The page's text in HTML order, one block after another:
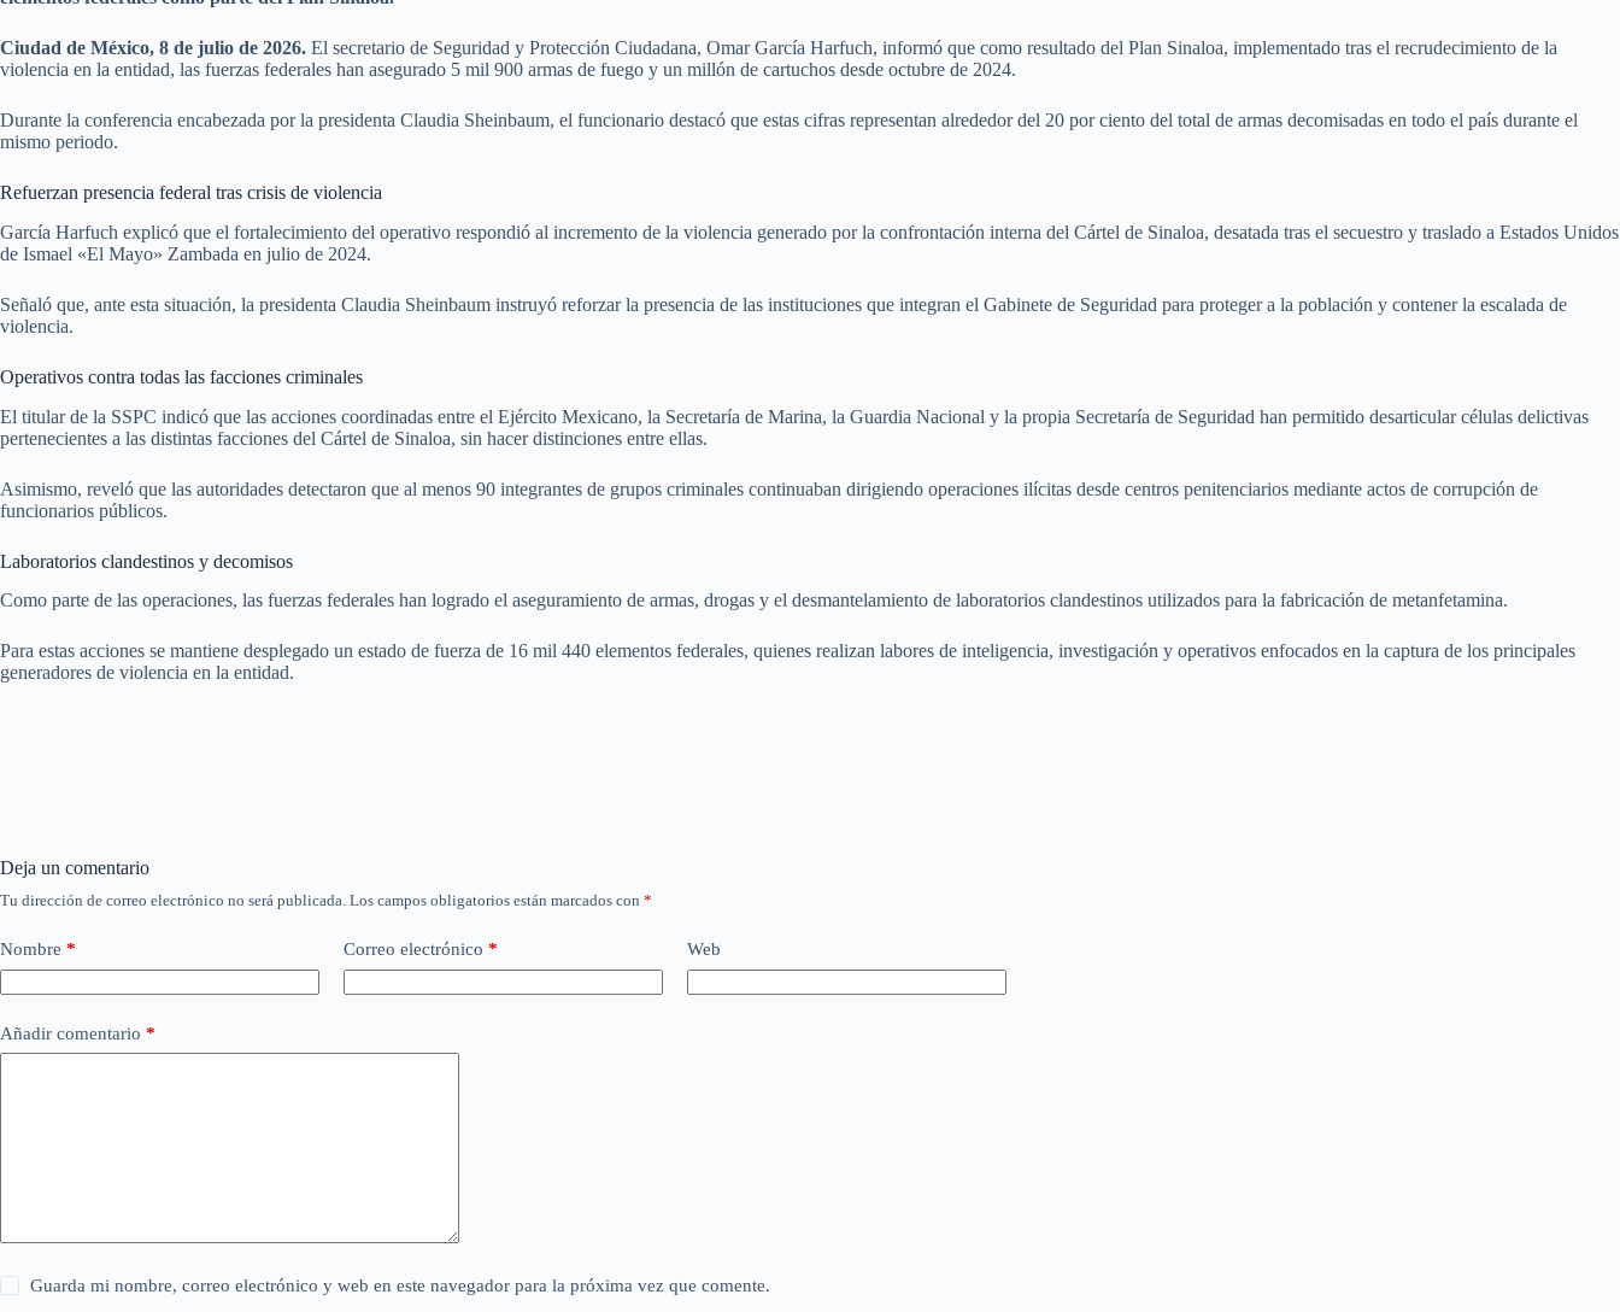
Ciudad de México, 8 de julio de 2026. El secretario de Seguridad y Protección Ciudadana, Omar García Harfuch, informó que como resultado del Plan Sinaloa, implementado tras el recrudecimiento de la
violencia en la entidad, las fuerzas federales han asegurado 5 mil 900 armas de fuego y un millón de cartuchos desde octubre de 2024.
Durante la conferencia encabezada por la presidenta Claudia Sheinbaum, el funcionario destacó que estas cifras representan alrededor del 20 por ciento del total de armas decomisadas en todo el país durante el
mismo periodo.
Refuerzan presencia federal tras crisis de violencia
García Harfuch explicó que el fortalecimiento del operativo respondió al incremento de la violencia generado por la confrontación interna del Cártel de Sinaloa, desatada tras el secuestro y traslado a Estados Unidos
de Ismael «El Mayo» Zambada en julio de 2024.
Señaló que, ante esta situación, la presidenta Claudia Sheinbaum instruyó reforzar la presencia de las instituciones que integran el Gabinete de Seguridad para proteger a la población y contener la escalada de
violencia.
Operativos contra todas las facciones criminales
El titular de la SSPC indicó que las acciones coordinadas entre el Ejército Mexicano, la Secretaría de Marina, la Guardia Nacional y la propia Secretaría de Seguridad han permitido desarticular células delictivas
pertenecientes a las distintas facciones del Cártel de Sinaloa, sin hacer distinciones entre ellas.
Asimismo, reveló que las autoridades detectaron que al menos 90 integrantes de grupos criminales continuaban dirigiendo operaciones ilícitas desde centros penitenciarios mediante actos de corrupción de
funcionarios públicos.
Laboratorios clandestinos y decomisos
Como parte de las operaciones, las fuerzas federales han logrado el aseguramiento de armas, drogas y el desmantelamiento de laboratorios clandestinos utilizados para la fabricación de metanfetamina.
Para estas acciones se mantiene desplegado un estado de fuerza de 16 mil 440 elementos federales, quienes realizan labores de inteligencia, investigación y operativos enfocados en la captura de los principales
generadores de violencia en la entidad.
Deja un comentario
Tu dirección de correo electrónico no será publicada. Los campos obligatorios están marcados con *
Nombre * Correo electrónico * Web
Añadir comentario *
Guarda mi nombre, correo electrónico y web en este navegador para la próxima vez que comente.